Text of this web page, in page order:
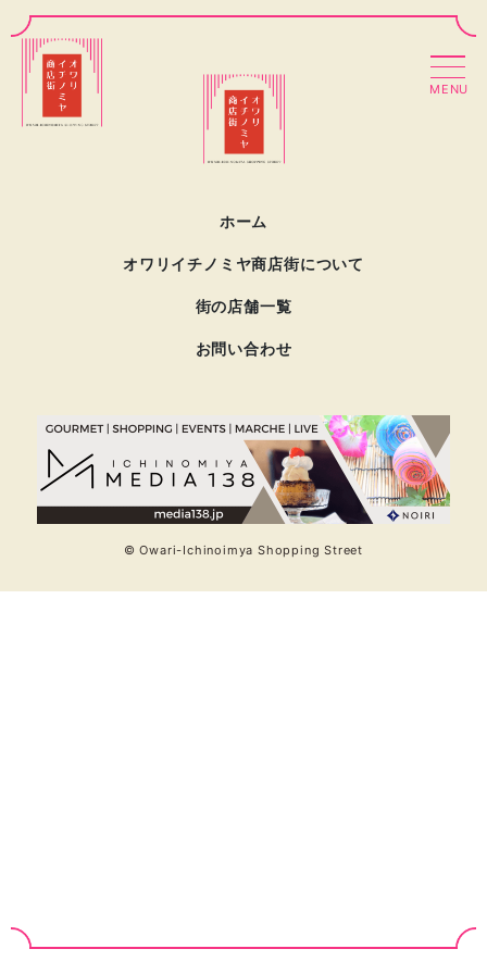
MENU
ホーム
オワリイチノミヤ商店街について
街の店舗一覧
お問い合わせ
© Owari-Ichinoimya Shopping Street